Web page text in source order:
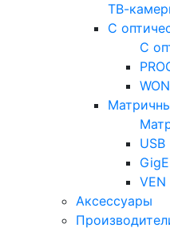
ТВ-
С
С
USB
GigE
VEN
Аксессуары